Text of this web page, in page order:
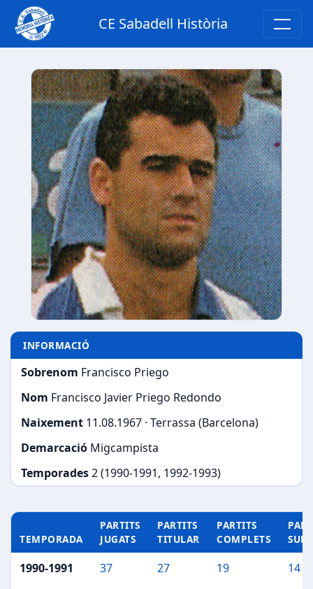
CE Sabadell Història
INFORMACIÓ
Sobrenom Francisco Priego
Nom Francisco Javier Priego Redondo
Naixement 11.08.1967 · Terrassa (Barcelona)
Demarcació Migcampista
Temporades2 (1990-1991, 1992-1993)
TEMPORADA
PARTITS
JUGATS
PARTITS
TITULAR
PARTITS
COMPLETS
1990-1991 37 27 19
14